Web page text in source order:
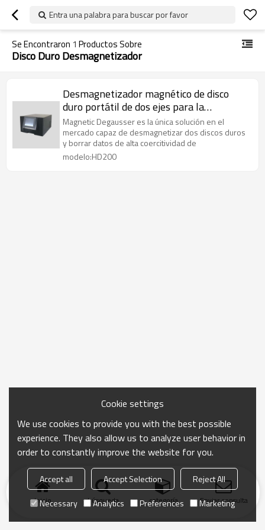
Entra una palabra para buscar por favor
Se Encontraron 1 Productos Sobre
Disco Duro Desmagnetizador
Desmagnetizador magnético de disco
duro portátil de dos ejes para la
destrucción de HDD
Magnetic Degausser es la única solución en el
mercado capaz de desmagnetizar dos discos duros
y borrar datos de alta coercitividad de
modelo:HD200
Inicio búsqueda categoría Enviar consulta
Cookie settings
We use cookies to provide you with the best possible
experience. They also allow us to analyze user behavior in
order to constantly improve the website for you.
Accept all Accept Selection
Reject All
Necessary
Analytics Preferences Marketing